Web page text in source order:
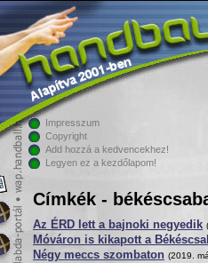
Impresszum
Copyright
Add hozzá a kedvencekhez!
Legyen ez a kezdőlapom!
Címkék -
Az ÉRD lett a bajnoki negyedik
Móváron is kikapott a
Négy meccs szombaton (2019.